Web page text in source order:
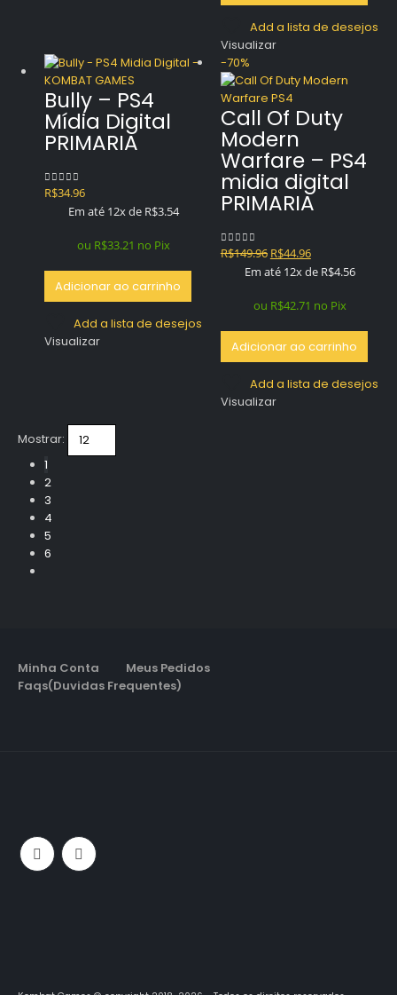
Add a lista de desejos
Visualizar
Bully – PS4
Mídia Digital
PRIMARIA
0out of 5
R$34.96
Em até 12x de R$3.54
ou R$33.21 no Pix
Adicionar ao carrinho
Add a lista de desejos
Visualizar
-70%
Call Of Duty
Modern
Warfare – PS4
midia digital
PRIMARIA
0out of 5
R$149.96 O
preço
era:
R$44.96O
preço
é:
Em até 12x de R$4.56
ou R$42.71 no Pix
Adicionar ao carrinho
Add a lista de desejos
Visualizar
Mostrar:
1
2
3
4
5
6
Minha Conta
Meus Pedidos
Faqs(Duvidas Frequentes)